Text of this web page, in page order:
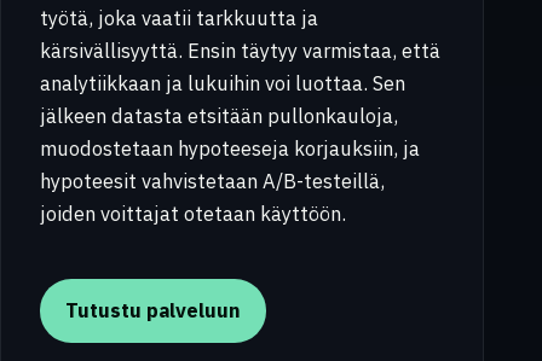
työtä, joka vaatii tarkkuutta ja
kärsivällisyyttä. Ensin täytyy varmistaa, että
analytiikkaan ja lukuihin voi luottaa. Sen
jälkeen datasta etsitään pullonkauloja,
muodostetaan hypoteeseja korjauksiin, ja
hypoteesit vahvistetaan A/B-testeillä,
joiden voittajat otetaan käyttöön.
Tutustu palveluun